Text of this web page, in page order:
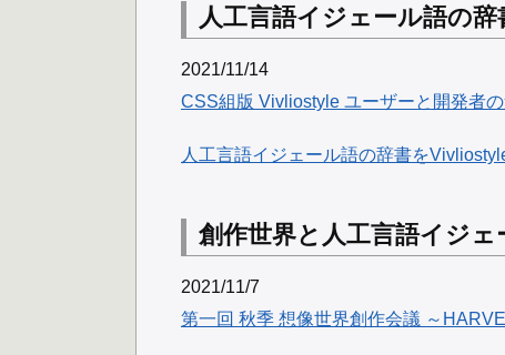
人工言語イジェール語の
2021/11/14
CSS組版 Vivliostyle ユーザーと開発者
人工言語イジェール語の辞書を
創作世界と人工言語イジェ
2021/11/7
第一回 秋季 想像世界創作会議 ～